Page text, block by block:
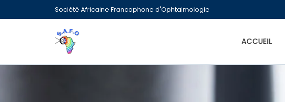
Société Africaine Francophone d'Ophtalmologie
ACCUEIL